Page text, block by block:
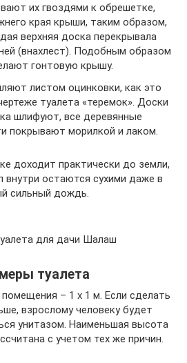
их гвоздями к обрешетке,
края крыши, таким образом,
верхняя доска перекрывала
(внахлест). Подобным образом
гонтовую крышу.
листом оцинковки, как это
туалета «теремок». Доски
шлифуют, все деревянные
покрывают морилкой и лаком.
доходит практически до земли,
внутри остаются сухими даже в
сильный дождь.
для дачи Шалаш
туалета
– 1 x 1 м. Если сделать
взрослому человеку будет
унитазом. Наименьшая высота
с учетом тех же причин.